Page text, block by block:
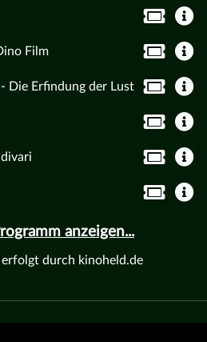
Film
Die Erfindung der Lust
anzeigen...
erfolgt durch kinoheld.de